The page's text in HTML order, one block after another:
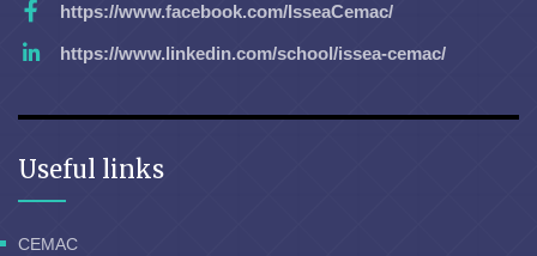
https://www.facebook.com/IsseaCemac/
https://www.linkedin.com/school/issea-cemac/
Useful links
CEMAC